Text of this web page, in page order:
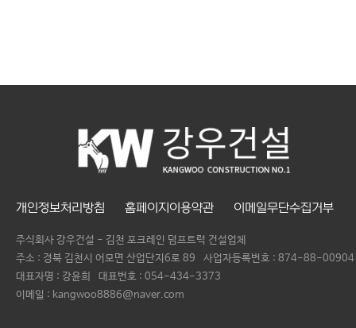
개인정보처리방침 홈페이지이용약관 이메일무단수집거부
주식회사 강우건설 - 김천 포크레인 덤프트럭 건설업체
주소 : 경북 김천시 어모면 산업단지6로 89
사업자등록번호 : 874-88-00904
대표자명 : 강윤희 대표번호 : 054-434-3373
이메일 : kangwoo8886@naver.com